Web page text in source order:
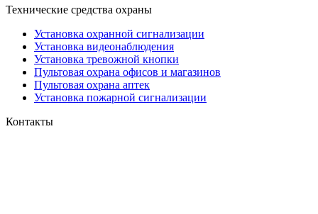
Технические средства охраны
Установка охранной сигнализации
Установка видеонаблюдения
Установка тревожной кнопки
Пультовая охрана офисов и магазинов
Пультовая охрана аптек
Установка пожарной сигнализации
Контакты